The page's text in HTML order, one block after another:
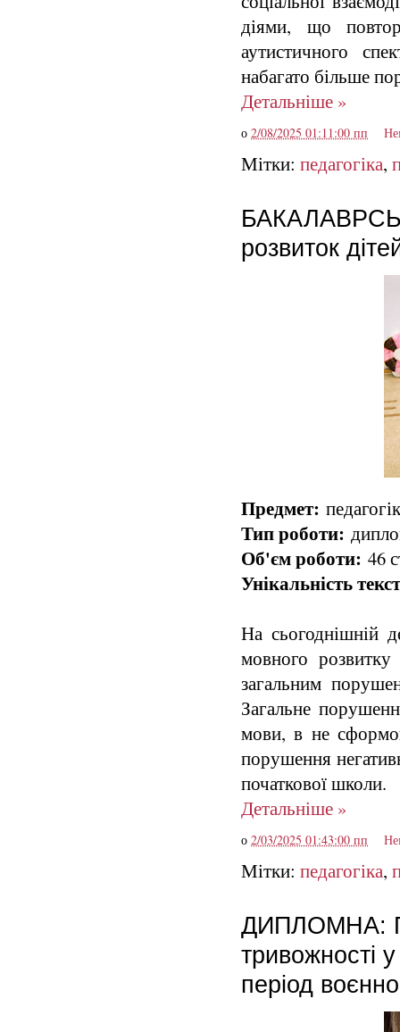
діями, що
аутистичного
набагато більше
Детальніше »
о 2/08/2025 01:11:00 пп
Мітки: педагогіка,
розвиток
Предмет:
Тип роботи:
Об'єм роботи: 46
Унікальність
На сьогоднішній
мовного розвитку
загальним
Загальне
мови, в не
порушення
початкової школи.
Детальніше »
о 2/03/2025 01:43:00 пп
Мітки: педагогіка,
ДИПЛОМНА:
тривожності
період